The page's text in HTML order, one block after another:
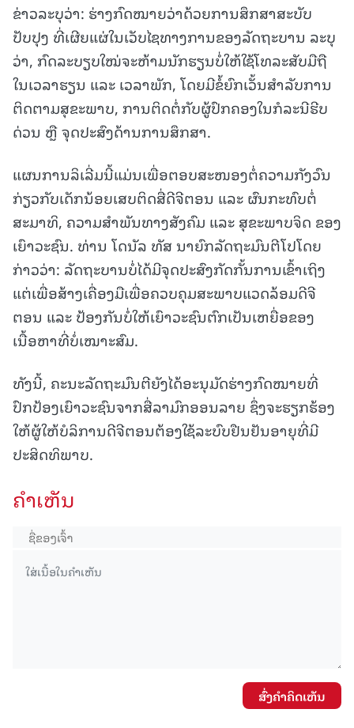
ຂ່າວລະບຸວ່າ: ຮ່າງກົດໝາຍວ່າດ້ວຍການສຶກສາສະບັບ
ປັບປຸງ ທີ່ເຜີຍແຜ່ໃນເວັບໄຊທາງການຂອງລັດຖະບານ ລະບຸ
ວ່າ, ກົດລະບຽບໃໝ່ຈະຫ້າມນັກຮຽນບໍ່ໃຫ້ໃຊ້ໂທລະສັບມືຖື
ໃນເວລາຮຽນ ແລະ ເວລາພັກ, ໂດຍມີຂໍ້ຍົກເວັ້ນສຳລັບການ
ຕິດຕາມສຸຂະພາບ, ການຕິດຕໍ່ກັບຜູ້ປົກຄອງໃນກໍລະນີຮີບ
ດ່ວນ ຫຼື ຈຸດປະສົງດ້ານການສຶກສາ.
ແຜນການລິເລີ່ມນີ້ແມ່ນເພື່ອຕອບສະໜອງຕໍ່ຄວາມກັງວົນ
ກ່ຽວກັບເດັກນ້ອຍເສບຕິດສື່ດີຈີຕອນ ແລະ ຜົນກະທົບຕໍ່
ສະມາທິ, ຄວາມສຳພັນທາງສັງຄົມ ແລະ ສຸຂະພາບຈິດ ຂອງ
ເຍົາວະຊົນ. ທ່ານ ໂດນັລ ທັສ ນາຍົກລັດຖະມົນຕີໂປໂດຍ
ກ່າວວ່າ: ລັດຖະບານບໍ່ໄດ້ມີຈຸດປະສົງກັດກັ້ນການເຂົ້າເຖິງ
ແຕ່ເພື່ອສ້າງເຄື່ອງມືເພື່ອຄວບຄຸມສະພາບແວດລ້ອມດີຈີ
ຕອນ ແລະ ປ້ອງກັນບໍ່ໃຫ້ເຍົາວະຊົນຕົກເປັນເຫຍື່ອຂອງ
ເນື້ອຫາທີ່ບໍ່ເໝາະສົມ.
ທັງນີ້, ຄະນະລັດຖະມົນຕີຍັງໄດ້ອະນຸມັດຮ່າງກົດໝາຍທີ່
ປົກປ້ອງເຍົາວະຊົນຈາກສື່ລາມົກອອນລາຍ ຊຶ່ງຈະຮຽກຮ້ອງ
ໃຫ້ຜູ້ໃຫ້ບໍລິການດີຈີຕອນຕ້ອງໃຊ້ລະບົບຢືນຢັນອາຍຸທີ່ມີ
ປະສິດທິພາບ.
ຄໍາເຫັນ
ສົ່ງຄໍາຄິດເຫັນ